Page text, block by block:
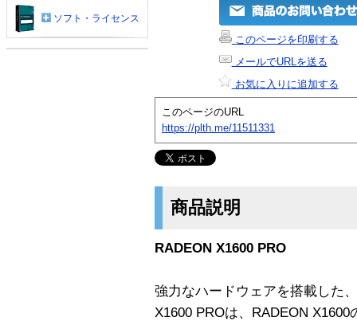
このページを印刷する
メールでURLを送る
お気に入りに追加する
このページのURL
https://plth.me/11511331
商品説明
RADEON X1600 PRO
強力なハードウェアを搭載した
X1600 PROは、RADEON
ソフト・ライセンス